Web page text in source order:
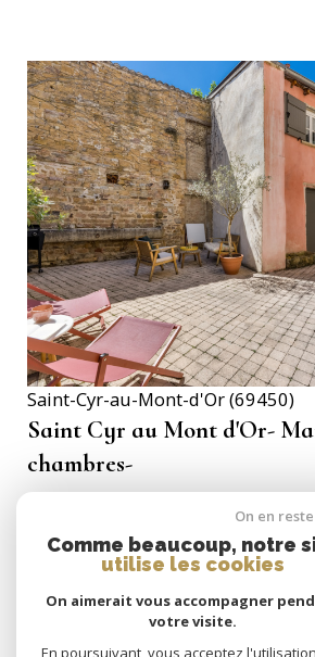
VOIR LE BIEN
Saint-Cyr-au-Mont-d'Or (69450)
Saint Cyr au Mont d'Or-
chambres-
SE CONNECTER
espace
On en
Comme beaucoup, notre
utilise les cookies
On aimerait vous accompagner
votre visite.
En poursuivant, vous acceptez